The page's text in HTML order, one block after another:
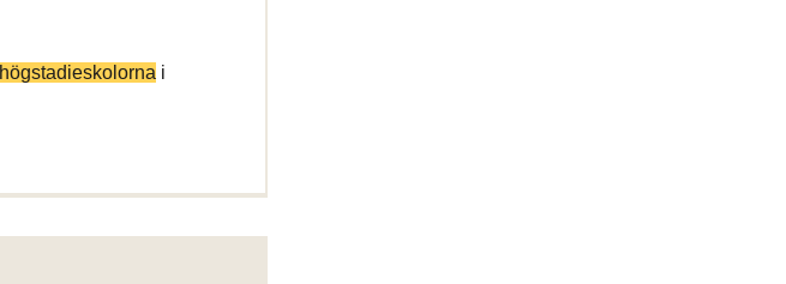
högstadieskolorna i